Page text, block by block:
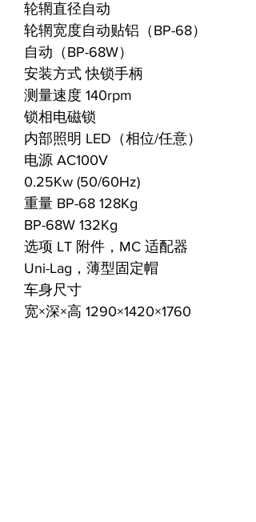
轮辋直径自动
轮辋宽度自动贴铝（BP-68）
自动（BP-68W）
安装方式 快锁手柄
测量速度 140rpm
锁相电磁锁
内部照明 LED（相位/任意）
电源 AC100V
0.25Kw (50/60Hz)
重量 BP-68 128Kg
BP-68W 132Kg
选项 LT 附件，MC 适配器
Uni-Lag，薄型固定帽
车身尺寸
宽×深×高 1290×1420×1760